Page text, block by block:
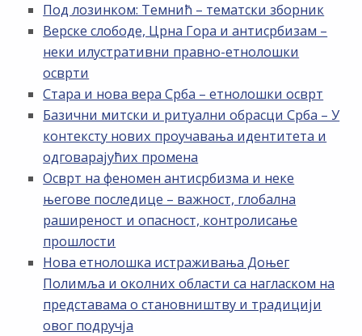
Под лозинком: Темнић – тематски зборник
Верске слободе, Црна Гора и антисрбизам –
неки илустративни правно-етнолошки
осврти
Стара и нова вера Срба – етнолошки осврт
Базични митски и ритуални обрасци Срба – У
контексту нових проучавања идентитета и
одговарајућих промена
Осврт на феномен антисрбизма и неке
његове последице – важност, глобална
раширеност и опасност, контролисање
прошлости
Нова етнолошка истраживања Доњег
Полимља и околних области са нагласком на
представама о становништву и традицији
овог подручја